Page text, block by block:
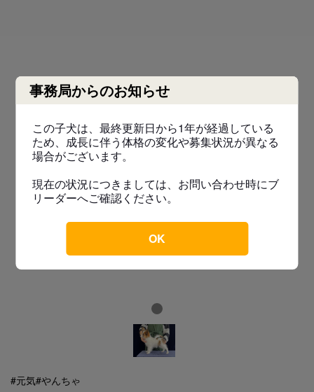
事務局からのお知らせ
この子犬は、最終更新日から1年が経過している
ため、成長に伴う体格の変化や募集状況が異なる
場合がございます。
現在の状況につきましては、お問い合わせ時にブ
リーダーへご確認ください。
OK
#元気#やんちゃ